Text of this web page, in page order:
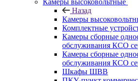
Камеры высоковольтные
Назад
Камеры
Комплектные
Камеры сборные
обслуживания КСО
Камеры сборные
обслуживания КСО
Шкафы ШВВ